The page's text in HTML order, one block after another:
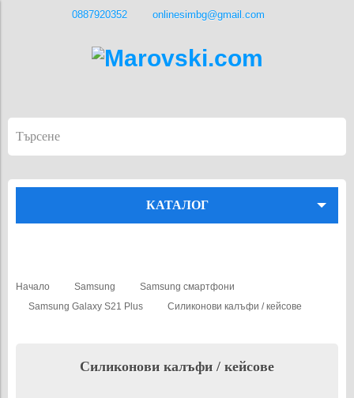
0887920352 onlinesimbg@gmail.com
КАТАЛОГ
Начало Samsung
Samsung смартфони
Samsung Galaxy S21 Plus
Силиконови калъфи / кейсове
Силиконови калъфи / кейсове